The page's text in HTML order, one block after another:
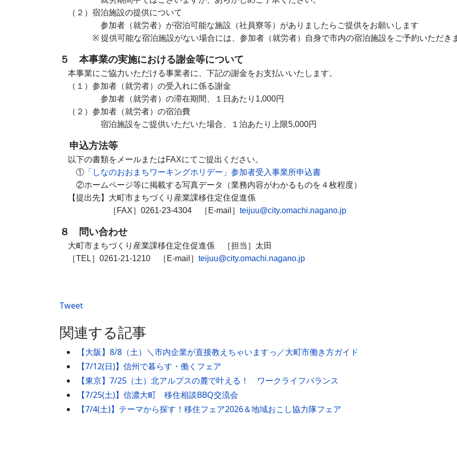
（２）宿泊施設の提供について
参加者（就労者） が宿泊可能な施設（社員寮等）がありましたらご提供をお願いします
※ 提供可能な宿泊施設がない場合には、参加者（就労者）自身で市内の宿泊施設をご予約いただき
５ 本事業の実施における謝金等について
本事業にご協力いただける事業者に、下記の謝金をお支払いいたします。
（１） 参加者（就労者） の受入れに係る謝金
参加者（就労者） の滞在期間、１日あたり1,000円
（２） 参加者（就労者） の宿泊費
宿泊施設をご提供いただいた場合、１泊あたり上限5,000円
申込方法等
以下の書類をメールまたはFAXにてご提出ください。
① 「しなのおおまちワーキングホリデー」参加者受入事業所申込書
②ホームページ等に掲載する写真データ（業務内容がわかるものを４枚程度）
【提出先】大町市まちづくり産業課移住定住促進係
［FAX］0261-23-4304 ［E-mail］ teijuu@city.omachi.nagano.jp
８ 問い合わせ
大町市まちづくり産業課移住定住促進係 ［担当］太田
［TEL］0261-21-1210 ［E-mail］ teijuu@city.omachi.nagano.jp
Tweet
関連する記事
【大阪】8/8（土）＼市内企業が直接教えちゃいますっ／大町市働き方ガイド
【7/12(日)】信州で暮らす・働くフェア
【東京】7/25（土）北アルプスの麓で叶える！ ワークライフバランス
【7/25(土)】信濃大町 移住相談BBQ交流会
【7/4(土)】テーマから探す！移住フェア2026＆地域おこし協力隊フェア